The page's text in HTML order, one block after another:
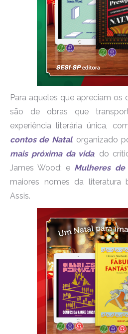
Para aqueles que apreciam os
são de obras que
experiência literária única,
contos de Natal, organizado
mais próxima da vida, do
James Wood; e Mulheres de
maiores nomes da literatura
Assis.